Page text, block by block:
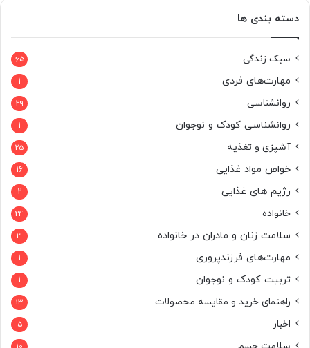
دسته بندی ها
سبک زندگی 65
مهارت‌های فردی 1
روانشناسی 29
روانشناسی کودک و نوجوان 1
آشپزی و تغذیه 25
خواص مواد غذایی 16
رژیم های غذایی 2
خانواده 24
سلامت زنان و مادران در خانواده 3
مهارت‌های فرزندپروری 1
تربیت کودک و نوجوان 1
راهنمای خرید و مقایسه محصولات 13
اخبار 5